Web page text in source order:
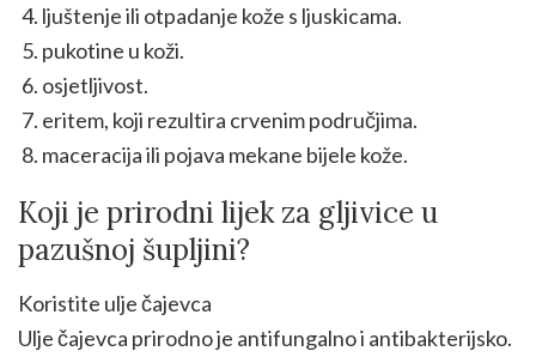
ljuštenje ili otpadanje kože s ljuskicama.
pukotine u koži.
osjetljivost.
eritem, koji rezultira crvenim područjima.
maceracija ili pojava mekane bijele kože.
Koji je prirodni lijek za gljivice u
pazušnoj šupljini?
Koristite ulje čajevca
Ulje čajevca prirodno je antifungalno i antibakterijsko.